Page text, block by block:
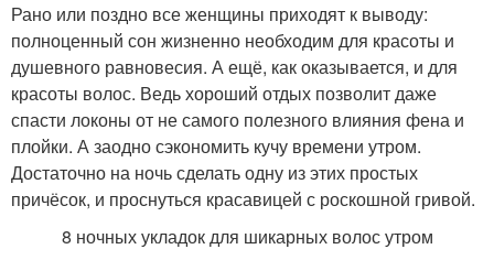
Рано или поздно все женщины приходят к выводу:
полноценный сон жизненно необходим для красоты и
душевного равновесия. А ещё, как оказывается, и для
красоты волос. Ведь хороший отдых позволит даже
спасти локоны от не самого полезного влияния фена и
плойки. А заодно сэкономить кучу времени утром.
Достаточно на ночь сделать одну из этих простых
причёсок, и проснуться красавицей с роскошной гривой.
8 ночных укладок для шикарных волос утром